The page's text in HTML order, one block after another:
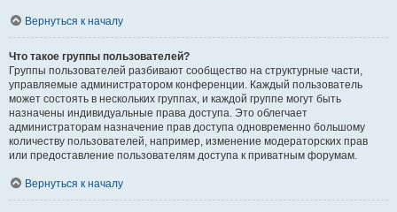
Вернуться к началу
Что такое группы пользователей?
Группы пользователей разбивают сообщество на структурные части,
управляемые администратором конференции. Каждый пользователь
может состоять в нескольких группах, и каждой группе могут быть
назначены индивидуальные права доступа. Это облегчает
администраторам назначение прав доступа одновременно большому
количеству пользователей, например, изменение модераторских прав
или предоставление пользователям доступа к приватным форумам.
Вернуться к началу